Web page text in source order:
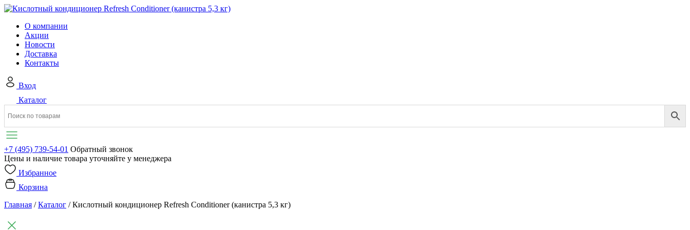
О компании
Акции
Новости
Доставка
Контакты
Вход
Каталог
+7 (495) 739-54-01 Обратный звонок
Цены и наличие товара уточняйте у менеджера
Избранное
Корзина
Главная /Каталог /Кислотный кондиционер Refresh Conditioner (канистра 5,3 кг)